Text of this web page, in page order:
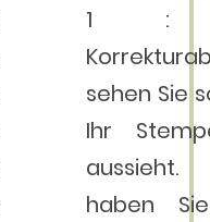
1 : 1-
sehen Sie
Ihr
aussieht.
haben